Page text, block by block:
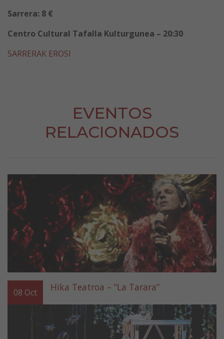
Sarrera: 8 €
Centro Cultural Tafalla Kulturgunea – 20:30
SARRERAK EROSI
EVENTOS
RELACIONADOS
08 Oct Hika Teatroa – “La Tarara”